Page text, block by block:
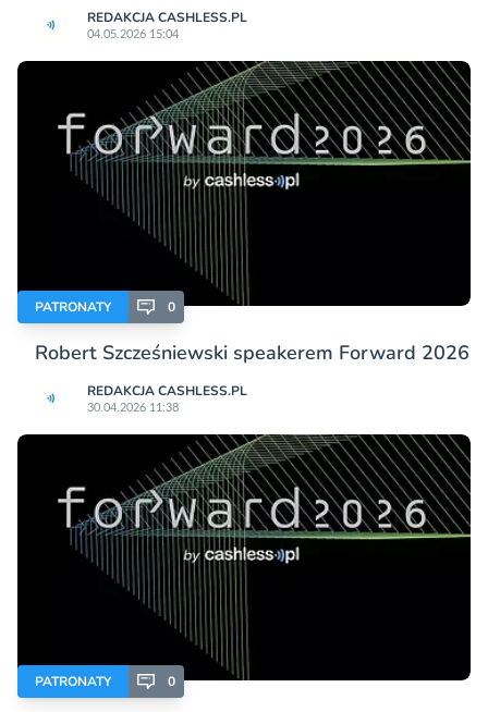
REDAKCJA CASHLESS.PL
04.05.2026 15:04
PATRONATY 0
Robert Szcześniewski speakerem Forward 2026
REDAKCJA CASHLESS.PL
30.04.2026 11:38
PATRONATY 0